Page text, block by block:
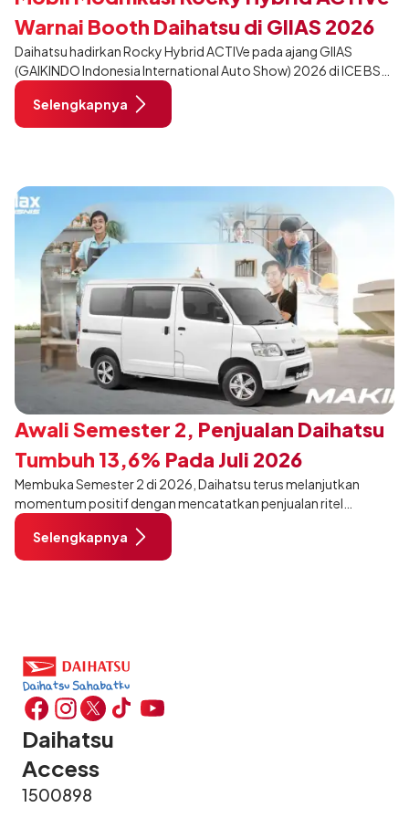
Warnai Booth Daihatsu di GIIAS 2026
Daihatsu hadirkan Rocky Hybrid ACTIVe pada ajang GIIAS
(GAIKINDO Indonesia International Auto Show) 2026 di ICE BSD
City, Tangerang. Terdapat 2 unit Rocky Hybrid yang
dimodifikasi untuk menghadirkan sarana inspirasi bagi
pengunjung mendukung gaya hidup yang aktif.
Selengkapnya
Awali Semester 2, Penjualan Daihatsu
Tumbuh 13,6% Pada Juli 2026
Membuka Semester 2 di 2026, Daihatsu terus melanjutkan
momentum positif dengan mencatatkan penjualan ritel
sebanyak 12.750 unit pada Juli 2026. Capaian tersebut tumbuh
13,6% dibandingkan periode yang sama tahun lalu sebanyak
11.220 unit, dan tetap stabil dibandingkan bulan Juni 2026 lalu.
Selengkapnya
Daihatsu
Access
1500898